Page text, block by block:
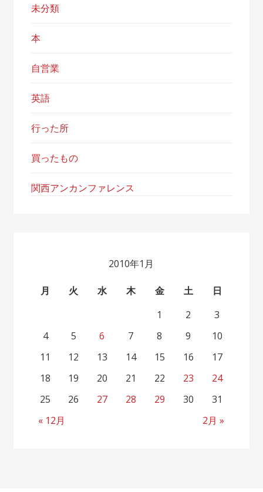
未分類
本
自営業
英語
行った所
買ったもの
関西アンカンファレンス
2010年1月
月 火 水 木 金 土 日
« 12月 2月 »
1 2
3
4
5 6 7 8 9
10
11
12 13 14 15 16
17
18
19 20 21 22 23
24
25
26 27 28 29 30 31